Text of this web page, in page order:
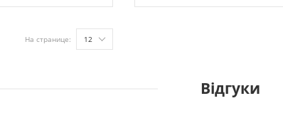
На странице: 12
Відгуки